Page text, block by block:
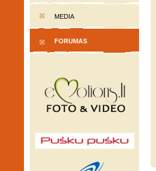
MEDIA
FORUMAS